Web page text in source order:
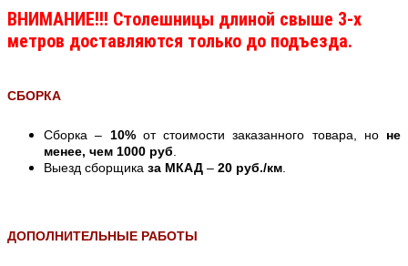
ВНИМАНИЕ!!! Столешницы длиной свыше 3-х
метров доставляются только до подъезда.
СБОРКА
Сборка – 10%от стоимости заказанного товара, но не
менее, чем 1000 руб
Выезд сборщика за МКАД – 20 руб./км
ДОПОЛНИТЕЛЬНЫЕ РАБОТЫ